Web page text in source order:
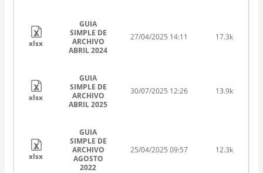
xlsx
GUIA
SIMPLE DE
ARCHIVO
ABRIL 2024
27/04/2025 14:11 17.3k
xlsx
GUIA
SIMPLE DE
ARCHIVO
ABRIL 2025
30/07/2025 12:26 13.9k
xlsx
GUIA
SIMPLE DE
ARCHIVO
AGOSTO
2022
25/04/2025 09:57 12.3k